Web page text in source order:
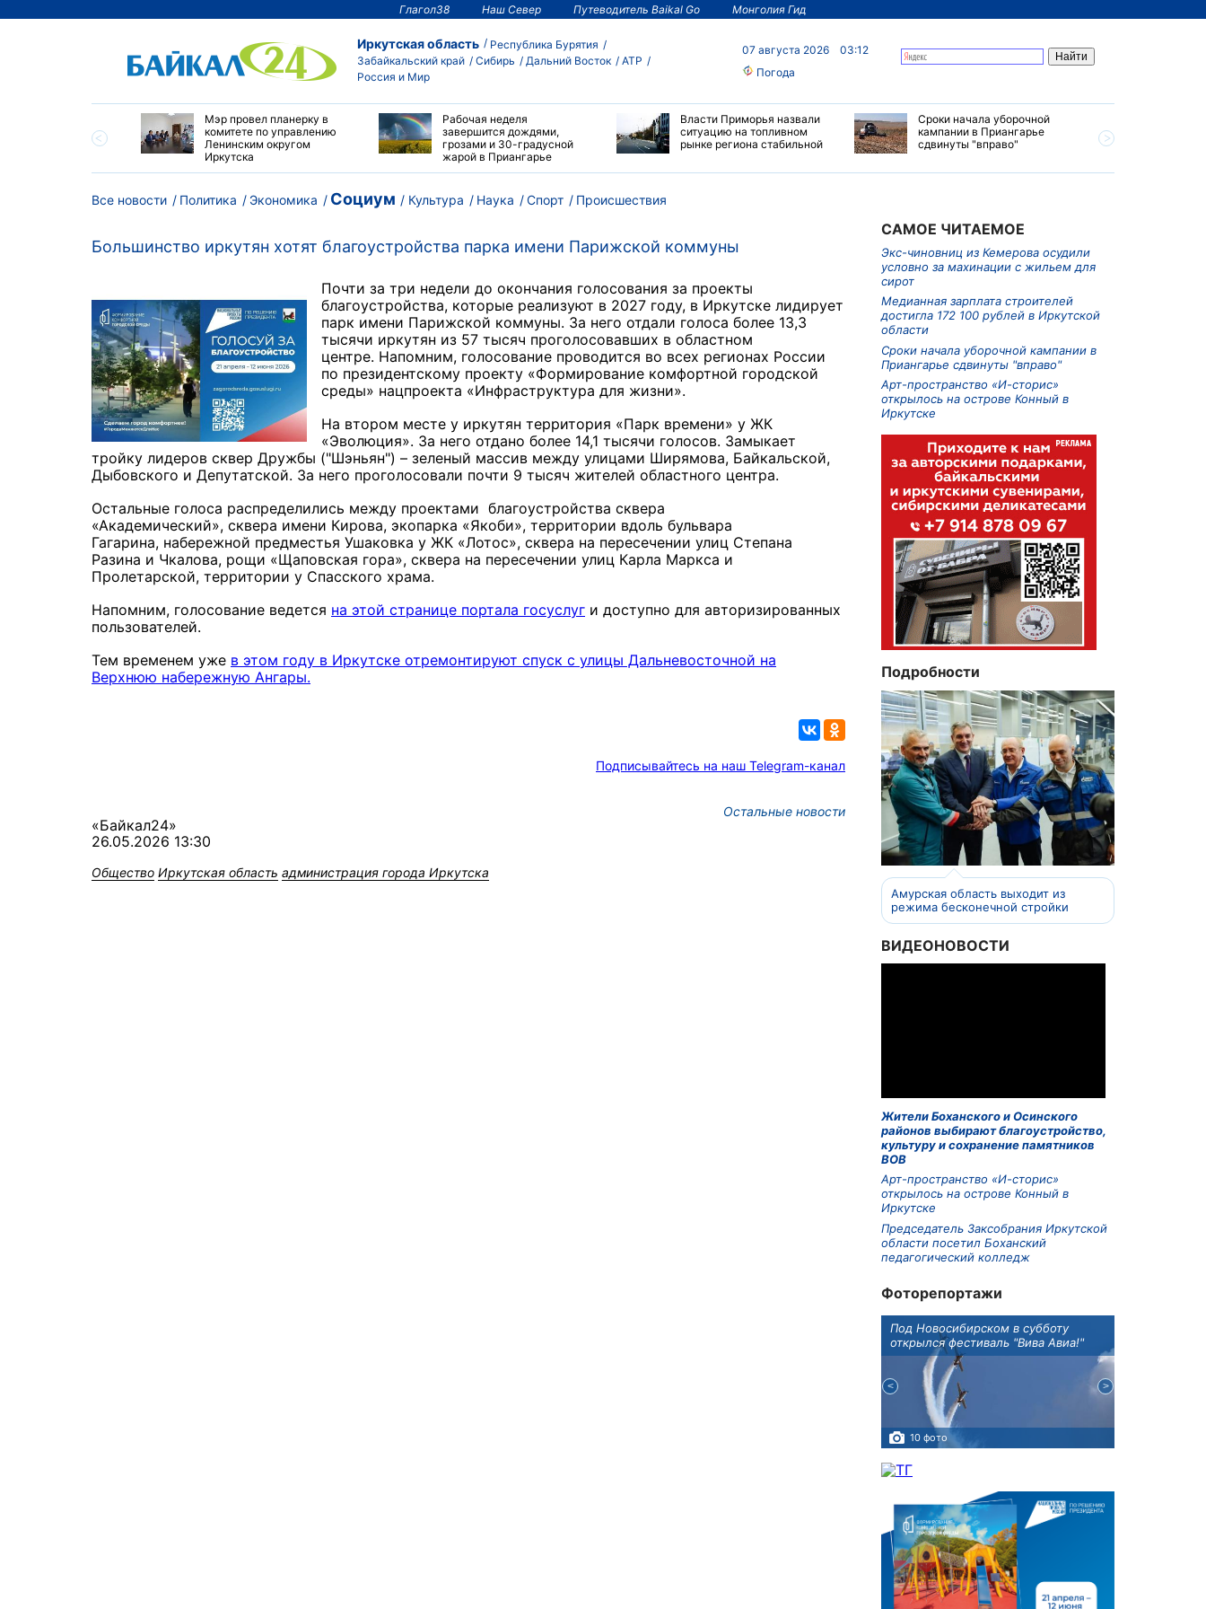
Глагол38 Наш Север Путеводитель Baikal Go Монголия Гид
Иркутская область
Республика Бурятия
Забайкальский край
Сибирь Дальний Восток
АТР
Россия и Мир
07 августа 2026
03:12
Погода
сделать
Мэр провел планерку в
комитете по управлению
Ленинским округом
Иркутска
Рабочая неделя
завершится дождями,
грозами и 30-градусной
жарой в Приангарье
Власти Приморья назвали
ситуацию на топливном
рынке региона стабильной
Сроки начала уборочной
кампании в Приангарье
сдвинуты "вправо"
Все новости Политика Экономика Социум Культура Наука Спорт Происшествия
Большинство иркутян хотят благоустройства парка имени Парижской коммуны
Почти за три недели до окончания голосования за проекты
благоустройства, которые реализуют в 2027 году, в Иркутске лидирует
парк имени Парижской коммуны. За него отдали голоса более 13,3
тысячи иркутян из 57 тысяч проголосовавших в областном
центре. Напомним, голосование проводится во всех регионах России
по президентскому проекту «Формирование комфортной городской
среды» нацпроекта «Инфраструктура для жизни».
На втором месте у иркутян территория «Парк времени» у ЖК
«Эволюция». За него отдано более 14,1 тысячи голосов. Замыкает
тройку лидеров сквер Дружбы ("Шэньян") – зеленый массив между улицами Ширямова, Байкальской,
Дыбовского и Депутатской. За него проголосовали почти 9 тысяч жителей областного центра.
Остальные голоса распределились между проектами благоустройства сквера
«Академический», сквера имени Кирова, экопарка «Якоби», территории вдоль бульвара
Гагарина, набережной предместья Ушаковка у ЖК «Лотос», сквера на пересечении улиц Степана
Разина и Чкалова, рощи «Щаповская гора», сквера на пересечении улиц Карла Маркса и
Пролетарской, территории у Спасского храма.
Напомним, голосование ведется на этой странице портала госуслуг и доступно для авторизированных
пользователей.
Тем временем уже в этом году в Иркутске отремонтируют спуск с улицы Дальневосточной на
Верхнюю набережную Ангары.
Подписывайтесь на наш Telegram-канал
Остальные новости
«Байкал24»
26.05.2026 13:30
Общество Иркутская область администрация города Иркутска
САМОЕ ЧИТАЕМОЕ
Экс-чиновниц из Кемерова осудили
условно за махинации с жильем для
сирот
Медианная зарплата строителей
достигла 172 100 рублей в Иркутской
области
Сроки начала уборочной кампании в
Приангарье сдвинуты "вправо"
Арт-пространство «И-сторис»
открылось на острове Конный в
Иркутске
Подробности
Амурская область выходит из
режима бесконечной стройки
ВИДЕОНОВОСТИ
Жители Боханского и Осинского
районов выбирают благоустройство,
культуру и сохранение памятников
ВОВ
Арт-пространство «И-сторис»
открылось на острове Конный в
Иркутске
Председатель Заксобрания Иркутской
области посетил Боханский
педагогический колледж
Фоторепортажи
Под Новосибирском в субботу
открылся фестиваль "Вива Авиа!"
10 фото